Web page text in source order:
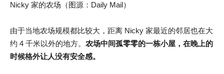
Nicky 家的农场（图源：Daily Mail）
由于当地农场规模都比较大，距离 Nicky 家最近的邻居也在大
约 4 千米以外的地方。 农场中间孤零零的一栋小屋，在晚上的
时候格外让人没有安全感。